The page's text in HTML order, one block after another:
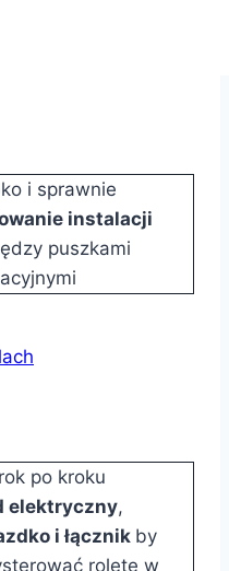
i sprawnie
instalacji
puszkami
po kroku
elektryczny,
i łącznik by
roletę w